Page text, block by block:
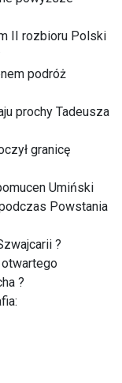
II rozbioru Polski
podróż
prochy Tadeusza
granicę
Umiński
Powstania
?
otwartego
?